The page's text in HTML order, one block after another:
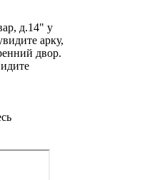
д.14" у
арку,
двор.